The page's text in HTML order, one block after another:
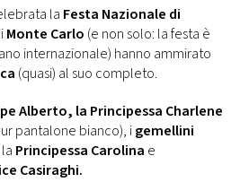
la Festa Nazionale di
Monte Carlo (e non solo: la festa è
internazionale) hanno ammirato
(quasi) al suo completo.
Alberto, la Principessa Charlene
pantalone bianco), igemellini
Principessa Carolina e
Casiraghi.